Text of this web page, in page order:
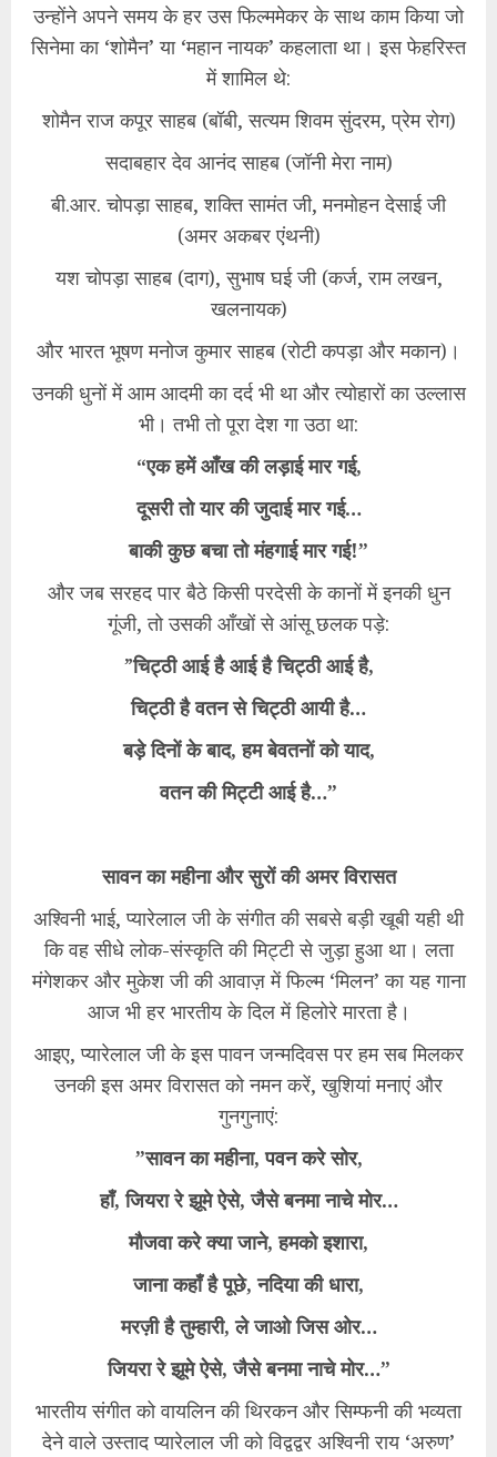
​उन्होंने अपने समय के हर उस फिल्ममेकर के साथ काम किया जो
सिनेमा का ‘शोमैन’ या ‘महान नायक’ कहलाता था। इस फेहरिस्त
में शामिल थे:
​शोमैन राज कपूर साहब (बॉबी, सत्यम शिवम सुंदरम, प्रेम रोग)
​सदाबहार देव आनंद साहब (जॉनी मेरा नाम)
​बी.आर. चोपड़ा साहब, शक्ति सामंत जी, मनमोहन देसाई जी
(अमर अकबर एंथनी)
​यश चोपड़ा साहब (दाग), सुभाष घई जी (कर्ज, राम लखन,
खलनायक)
​और भारत भूषण मनोज कुमार साहब (रोटी कपड़ा और मकान)।
​उनकी धुनों में आम आदमी का दर्द भी था और त्योहारों का उल्लास
भी। तभी तो पूरा देश गा उठा था:
“एक हमें आँख की लड़ाई मार गई,
दूसरी तो यार की जुदाई मार गई…
बाकी कुछ बचा तो मंहगाई मार गई!”
​और जब सरहद पार बैठे किसी परदेसी के कानों में इनकी धुन
गूंजी, तो उसकी आँखों से आंसू छलक पड़े:
​”चिट्ठी आई है आई है चिट्ठी आई है,
चिट्ठी है वतन से चिट्ठी आयी है…
बड़े दिनों के बाद, हम बेवतनों को याद,
वतन की मिट्टी आई है…”
सावन का महीना और सुरों की अमर विरासत
​अश्विनी भाई, प्यारेलाल जी के संगीत की सबसे बड़ी खूबी यही थी
कि वह सीधे लोक-संस्कृति की मिट्टी से जुड़ा हुआ था। लता
मंगेशकर और मुकेश जी की आवाज़ में फिल्म ‘मिलन’ का यह गाना
आज भी हर भारतीय के दिल में हिलोरे मारता है।
​आइए, प्यारेलाल जी के इस पावन जन्मदिवस पर हम सब मिलकर
उनकी इस अमर विरासत को नमन करें, खुशियां मनाएं और
गुनगुनाएं:
​”सावन का महीना, पवन करे सोर,
हाँ, जियरा रे झूमे ऐसे, जैसे बनमा नाचे मोर…
मौजवा करे क्या जाने, हमको इशारा,
जाना कहाँ है पूछे, नदिया की धारा,
मरज़ी है तुम्हारी, ले जाओ जिस ओर…
जियरा रे झूमे ऐसे, जैसे बनमा नाचे मोर…”
​भारतीय संगीत को वायलिन की थिरकन और सिम्फनी की भव्यता
देने वाले उस्ताद प्यारेलाल जी को विद्वद्वर अश्विनी राय ‘अरुण’